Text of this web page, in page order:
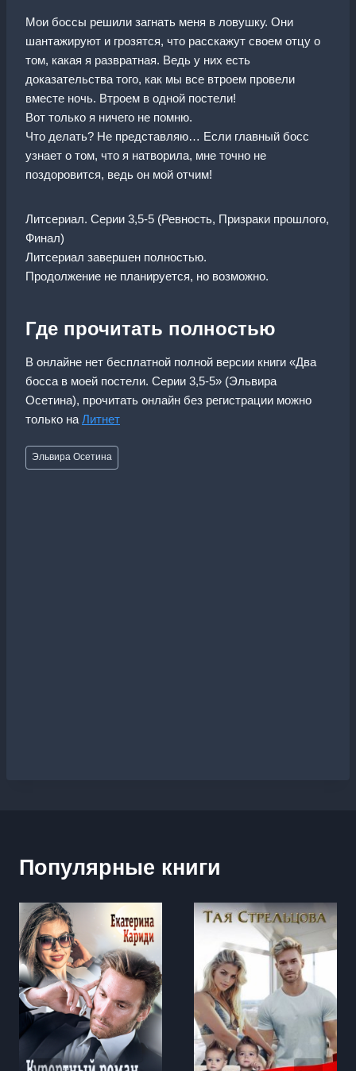
Мои боссы решили загнать меня в ловушку. Они
шантажируют и грозятся, что расскажут своем отцу о
том, какая я развратная. Ведь у них есть
доказательства того, как мы все втроем провели
вместе ночь. Втроем в одной постели!
Вот только я ничего не помню.
Что делать? Не представляю… Если главный босс
узнает о том, что я натворила, мне точно не
поздоровится, ведь он мой отчим!
Литсериал. Серии 3,5-5 (Ревность, Призраки прошлого,
Финал)
Литсериал завершен полностью.
Продолжение не планируется, но возможно.
Где прочитать полностью
В онлайне нет бесплатной полной версии книги «Два
босса в моей постели. Серии 3,5-5» (Эльвира
Осетина), прочитать онлайн без регистрации можно
только на Литнет
Метки
записи:
Эльвира Осетина
Популярные книги